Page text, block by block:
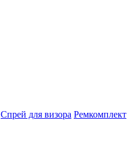
Спрей для визора Ремкомплект